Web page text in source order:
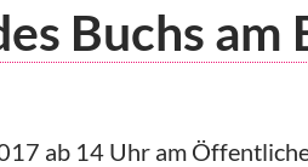
Buchs
ab 14 Uhr am